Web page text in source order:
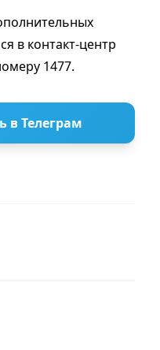
в контакт-центр
1477.
в Телеграм